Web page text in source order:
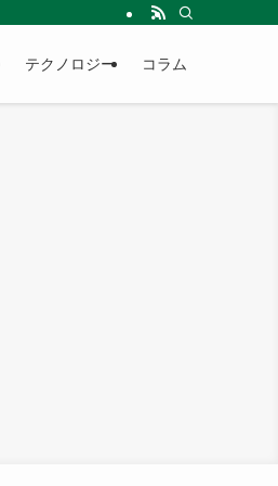
テクノロジー コラム